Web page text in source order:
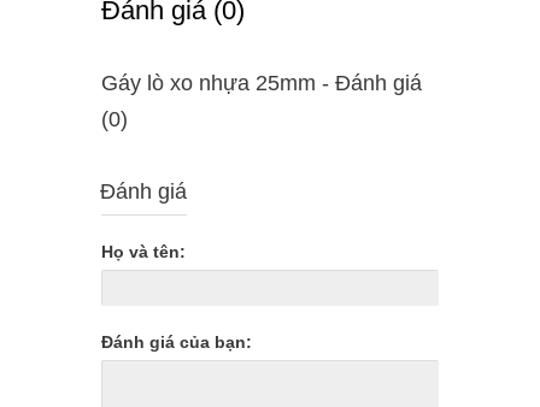
Ðánh giá (0)
Gáy lò xo nhựa 25mm - Ðánh giá
(0)
Đánh giá
Họ và tên:
Đánh giá của bạn: